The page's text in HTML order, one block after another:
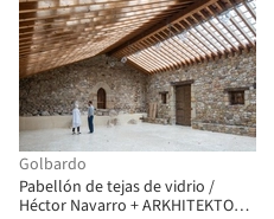
Golbardo
Pabellón de tejas de vidrio /
Héctor Navarro + ARKHITEKTON +